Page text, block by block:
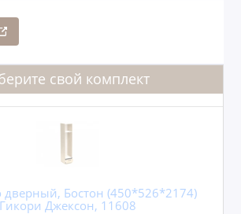
свой комплект
Бостон (450*526*2174)
Гикори Джексон, 11608